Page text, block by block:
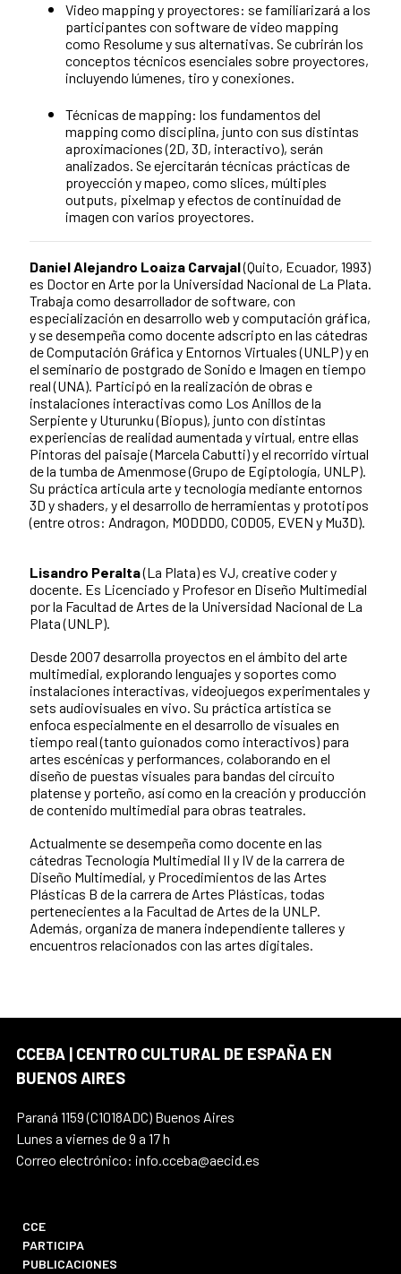
Video mapping y proyectores: se familiarizará a los
participantes con software de video mapping
como Resolume y sus alternativas. Se cubrirán los
conceptos técnicos esenciales sobre proyectores,
incluyendo lúmenes, tiro y conexiones.
Técnicas de mapping: los fundamentos del
mapping como disciplina, junto con sus distintas
aproximaciones (2D, 3D, interactivo), serán
analizados. Se ejercitarán técnicas prácticas de
proyección y mapeo, como slices, múltiples
outputs, pixelmap y efectos de continuidad de
imagen con varios proyectores.
Daniel Alejandro Loaiza Carvajal(Quito, Ecuador, 1993)
es Doctor en Arte por la Universidad Nacional de La Plata.
Trabaja como desarrollador de software, con
especialización en desarrollo web y computación gráfica,
y se desempeña como docente adscripto en las cátedras
de Computación Gráfica y Entornos Virtuales (UNLP) y en
el seminario de postgrado de Sonido e Imagen en tiempo
real (UNA). Participó en la realización de obras e
instalaciones interactivas como Los Anillos de la
Serpiente y Uturunku (Biopus), junto con distintas
experiencias de realidad aumentada y virtual, entre ellas
Pintoras del paisaje (Marcela Cabutti) y el recorrido virtual
de la tumba de Amenmose (Grupo de Egiptología, UNLP).
Su práctica articula arte y tecnología mediante entornos
3D y shaders, y el desarrollo de herramientas y prototipos
(entre otros: Andragon, MODDDO, COD05, EVEN y Mu3D).
Lisandro Peralta(La Plata) es VJ, creative coder y
docente. Es Licenciado y Profesor en Diseño Multimedial
por la Facultad de Artes de la Universidad Nacional de La
Plata (UNLP).
Desde 2007 desarrolla proyectos en el ámbito del arte
multimedial, explorando lenguajes y soportes como
instalaciones interactivas, videojuegos experimentales y
sets audiovisuales en vivo. Su práctica artística se
enfoca especialmente en el desarrollo de visuales en
tiempo real (tanto guionados como interactivos) para
artes escénicas y performances, colaborando en el
diseño de puestas visuales para bandas del circuito
platense y porteño, así como en la creación y producción
de contenido multimedial para obras teatrales.
Actualmente se desempeña como docente en las
cátedras Tecnología Multimedial II y IV de la carrera de
Diseño Multimedial, y Procedimientos de las Artes
Plásticas B de la carrera de Artes Plásticas, todas
pertenecientes a la Facultad de Artes de la UNLP.
Además, organiza de manera independiente talleres y
encuentros relacionados con las artes digitales.
CCEBA | CENTRO CULTURAL DE ESPAÑA EN
BUENOS AIRES
Paraná 1159 (C1018ADC) Buenos Aires
Lunes a viernes de 9 a 17 h
Correo electrónico: info.cceba@aecid.es
CCE
PARTICIPA
PUBLICACIONES